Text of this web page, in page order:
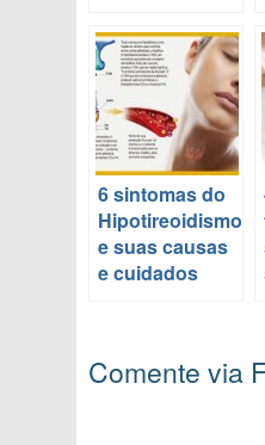
6 sintomas do
Hipotireoidismo
e suas causas
e cuidados
Comente via